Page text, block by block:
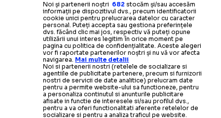
Noi și partenerii noștri 682 stocăm și/sau accesăm
informații pe dispozitivul dvs., precum identificatorii
cookie unici pentru prelucrarea datelor cu caracter
personal. Puteți accepta sau gestiona preferințele
dvs. făcând clic mai jos, respectiv vă puteți opune
utilizării unui interes legitim în orice moment pe
pagina cu politica de confidențialitate. Aceste alegeri
vor fi raportate partenerilor noștri și nu vă vor afecta
navigarea. Mai multe detalii
Noi si partenerii nostri (retelele de socializare si
agentiile de publicitate partenere, precum si furnizorii
nostri de servicii de date analitice) prelucram date
pentru a permite website-ului sa functioneze, pentru
a personaliza continutul si anunturile publicitare
afisate in functie de interesele si/sau profilul dvs.,
pentru a va oferi functionalitati aferente retelelor de
socializare si pentru a analiza traficul pe website.